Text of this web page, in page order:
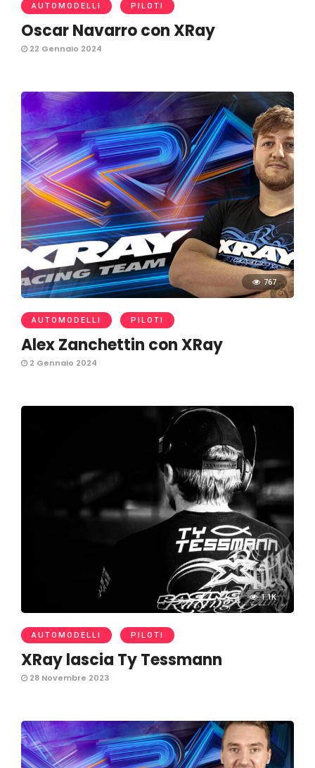
AUTOMODELLI PILOTI
Oscar Navarro con XRay
22 Gennaio 2024
767
AUTOMODELLI PILOTI
Alex Zanchettin con XRay
2 Gennaio 2024
1.1K
AUTOMODELLI PILOTI
XRay lascia Ty Tessmann
28 Novembre 2023